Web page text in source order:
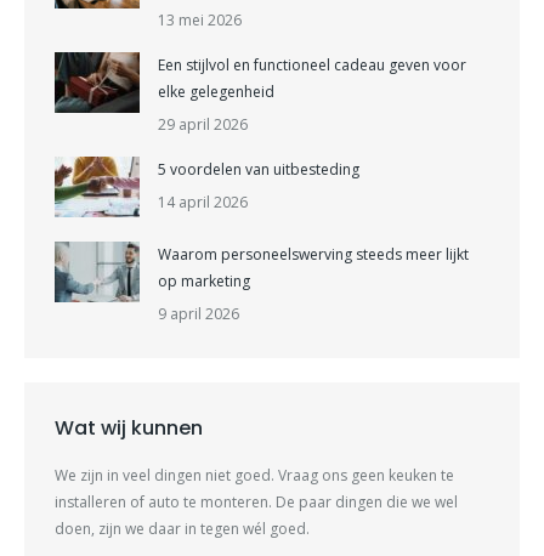
13 mei 2026
Een stijlvol en functioneel cadeau geven voor
elke gelegenheid
29 april 2026
5 voordelen van uitbesteding
14 april 2026
Waarom personeelswerving steeds meer lijkt
op marketing
9 april 2026
Wat wij kunnen
We zijn in veel dingen niet goed. Vraag ons geen keuken te
installeren of auto te monteren. De paar dingen die we wel
doen, zijn we daar in tegen wél goed.